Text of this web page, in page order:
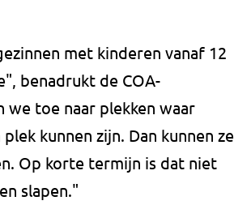
met kinderen vanaf 12
benadrukt de COA-
toe naar plekken waar
kunnen zijn. Dan kunnen ze
Op korte termijn is dat niet
slapen."